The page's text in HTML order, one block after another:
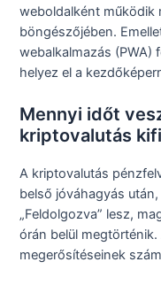
weboldalként működik
böngészőjében.
webalkalmazás (PWA)
helyez el a
Mennyi időt
kriptovalutás
A kriptovalutás
belső jóváhagyás
„Feldolgozva” lesz,
órán belül
megerősítéseinek